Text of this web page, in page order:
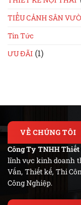
TIỂU CẢNH SÂN
Tin Tức
ƯU ĐÃI (1)
VỀ CHÚNG TÔI
Công Ty TNHH
lĩnh vực kinh doanh
Vấn, Thiết kế, Thi
Công Nghiệp.